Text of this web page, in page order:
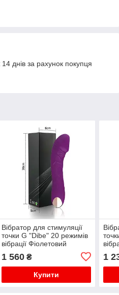
днів за рахунок покупця
Вібратор для стимуляції
точки G "Dibe" 20 режимів
вібрації Фіолетовий
1 560₴
Купити
1